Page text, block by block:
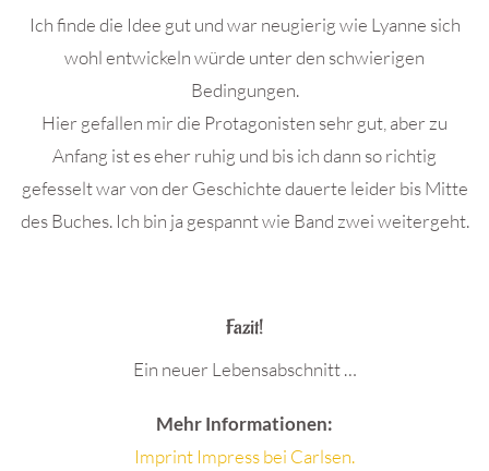
Ich finde die Idee gut und war neugierig wie Lyanne sich
wohl entwickeln würde unter den schwierigen
Bedingungen.
Hier gefallen mir die Protagonisten sehr gut, aber zu
Anfang ist es eher ruhig und bis ich dann so richtig
gefesselt war von der Geschichte dauerte leider bis Mitte
des Buches. Ich bin ja gespannt wie Band zwei weitergeht.
Fazit!
Ein neuer Lebensabschnitt …
Mehr Informationen:
Imprint Impress bei Carlsen.